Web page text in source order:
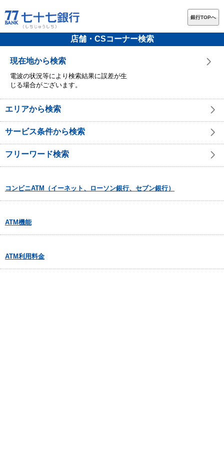
銀行TOPへ
店舗・CSコーナー検索
現在地から検索
電波の状況等により検索結果に誤差が生
じる場合がございます。
エリアから検索
サービス条件から検索
フリーワード検索
コンビニATM（イーネット、ローソン銀行、セブン銀行）
ATM機能
ATM利用料金